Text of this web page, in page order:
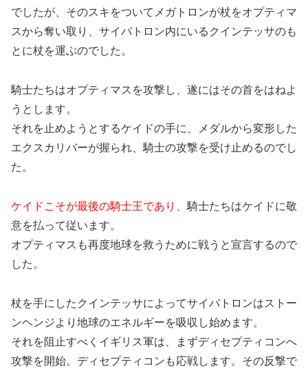
でしたが、そのスキをついてメガトロンが杖をオプティマ
スから奪い取り、サイバトロン内にいるクインテッサのも
とに杖を運ぶのでした。
騎士たちはオプティマスを攻撃し、遂にはその首をはねよ
うとします。
それを止めようとするケイドの手に、メダルから変形した
エクスカリバーが握られ、騎士の攻撃を受け止めるのでし
た。
ケイドこそが最後の騎士王であり、 騎士たちはケイドに敬
意を払って従います。
オプティマスも再度地球を救うために戦うと宣言するので
した。
杖を手にしたクインテッサによってサイバトロンはストー
ンヘンジより地球のエネルギーを吸収し始めます。
それを阻止すべくイギリス軍は、まずディセプティコンへ
攻撃を開始。ディセプティコンも応戦します。その反撃で